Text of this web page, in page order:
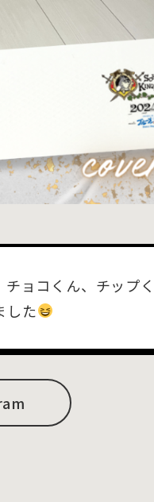
ョコくん、チップ
した